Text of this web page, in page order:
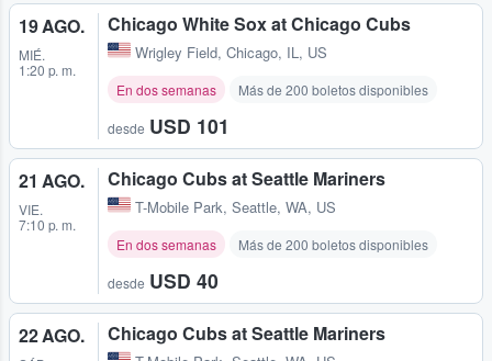
19 AGO.
MIÉ.
1:20 p. m.
Chicago White Sox at Chicago Cubs
Wrigley Field, Chicago, IL, US
En dos semanas Más de 200 boletos disponibles
desde USD 101
21 AGO.
VIE.
7:10 p. m.
Chicago Cubs at Seattle Mariners
T-Mobile Park, Seattle, WA, US
En dos semanas Más de 200 boletos disponibles
desde USD 40
22 AGO. Chicago Cubs at Seattle Mariners